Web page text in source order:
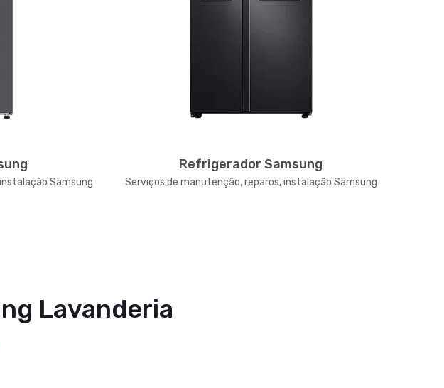
Samsung
Refrigerador Samsung
Serviços de manutenção, reparos, instalação Samsung
Lavanderia